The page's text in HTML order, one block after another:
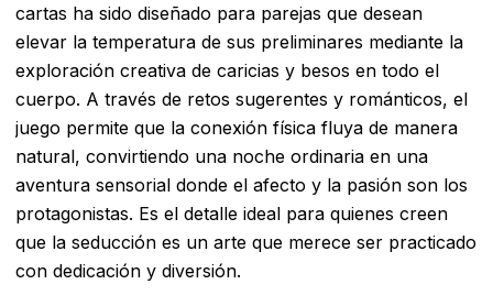
cartas ha sido diseñado para parejas que desean
elevar la temperatura de sus preliminares mediante la
exploración creativa de caricias y besos en todo el
cuerpo. A través de retos sugerentes y románticos, el
juego permite que la conexión física fluya de manera
natural, convirtiendo una noche ordinaria en una
aventura sensorial donde el afecto y la pasión son los
protagonistas. Es el detalle ideal para quienes creen
que la seducción es un arte que merece ser practicado
con dedicación y diversión.